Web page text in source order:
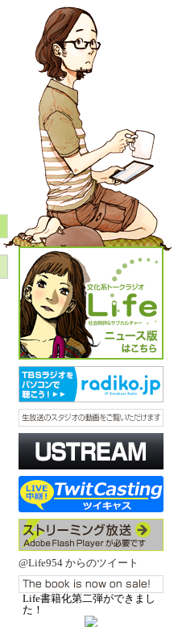
@Life954 からのツイート
Life書籍化第二弾ができまし
た！